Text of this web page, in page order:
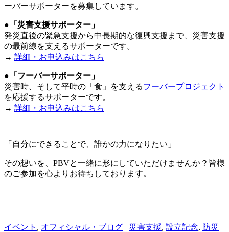
ーバーサポーターを募集しています。
●「災害支援サポーター」
発災直後の緊急支援から中長期的な復興支援まで、災害支援
の最前線を支えるサポーターです。
→ 詳細・お申込みはこちら
●「フーバーサポーター」
災害時、そして平時の「食」を支えるフーバープロジェクト
を応援するサポーターです。
→ 詳細・お申込みはこちら
「自分にできることで、誰かの力になりたい」
その想いを、PBVと一緒に形にしていただけませんか？皆様
のご参加を心よりお待ちしております。
イベント , オフィシャル・ブログ 災害支援, 設立記念, 防災